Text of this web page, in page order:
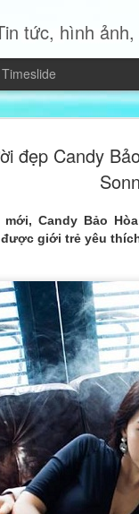
đẹp Candy
mới, Candy Bảo
giới trẻ yêu
tức, hình ảnh,
Timeslide